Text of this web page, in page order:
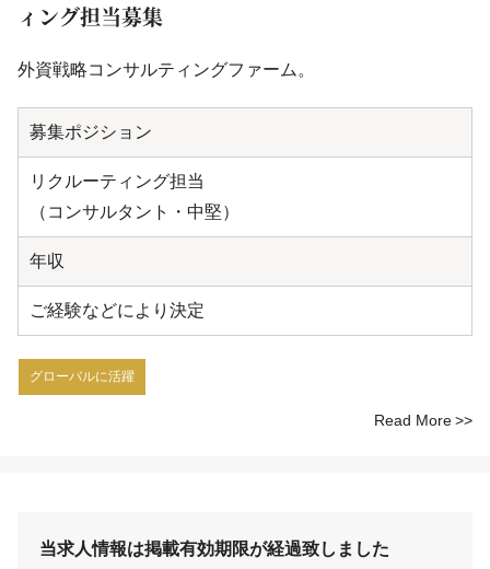
ィング担当募集
外資戦略コンサルティングファーム。
募集ポジション
リクルーティング担当
（コンサルタント・中堅）
年収
ご経験などにより決定
グローバルに活躍
Read More
当求人情報は掲載有効期限が経過致しました